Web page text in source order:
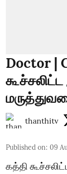
Doctor |
thanthitv
Published on: 09
கத்தி